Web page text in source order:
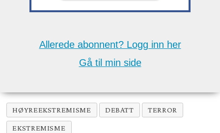
Allerede abonnent? Logg inn her
Gå til min side
HØYREEKSTREMISME DEBATT TERROR
EKSTREMISME